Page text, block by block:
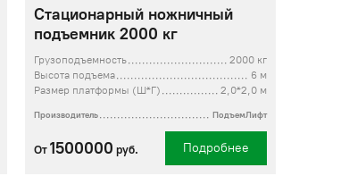
Стационарный ножничный
подъемник 2000 кг
Грузоподъемность
2000 кг
Высота подъема
6 м
Размер платформы (Ш*Г)
2,0*2,0 м
Производитель ПодъемЛифт
От1500000 руб. Подробнее